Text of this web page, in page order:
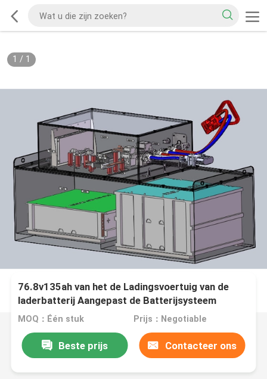
1 / 1
76.8v135ah van het de Ladingsvoertuig van de
laderbatterij Aangepast de Batterijsysteem
MOQ：Één stuk Prijs：Negotiable
Beste prijs Contacteer ons